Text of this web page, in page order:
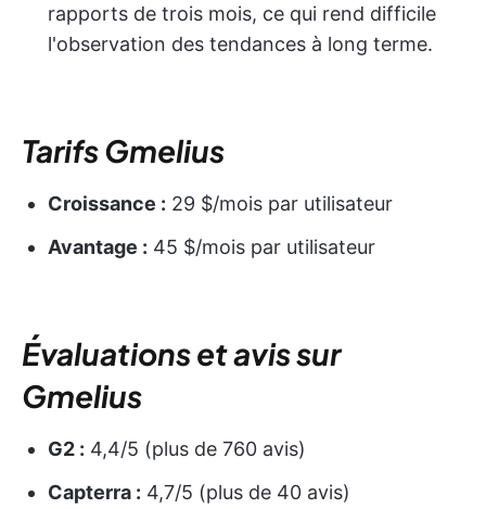
rapports de trois mois, ce qui rend difficile
l'observation des tendances à long terme.
Tarifs Gmelius
Croissance : 29 $/mois par utilisateur
Avantage : 45 $/mois par utilisateur
Évaluations et avis sur
Gmelius
G2 : 4,4/5 (plus de 760 avis)
Capterra : 4,7/5 (plus de 40 avis)